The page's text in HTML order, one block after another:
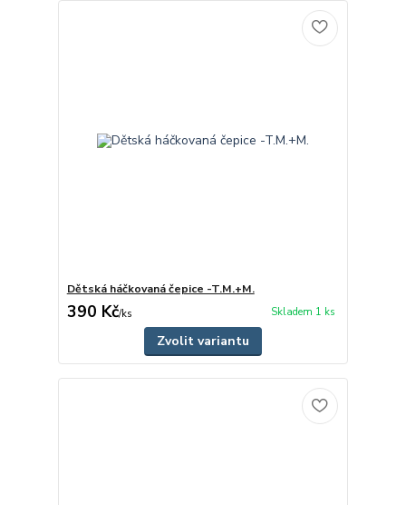
Dětská háčkovaná čepice -T.M.+M.
390 Kč/ks Skladem 1 ks
Zvolit variantu